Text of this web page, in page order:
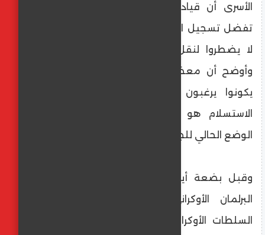
الأسرى أن قيادة القوات المسلحة الأوكرانية
تفضل تسجيل الجنود القتلى كمفقودين حتى
لا يضطروا لنقل جثثهم من ساحة المعركة،
وأوضح أن معظم جنود الجيش الأوكراني لم
يكونوا يرغبون في القتال وكانوا يرون أن
الاستسلام هو السلوك الأكثر منطقية في
الوضع الحالي للجبهة.
وقبل بضعة أيام، قال النائب المعارض في
البرلمان الأوكراني، ألكسندر دوبينسكي، إن
السلطات الأوكرانية تحاول إبعاد قادة القوات